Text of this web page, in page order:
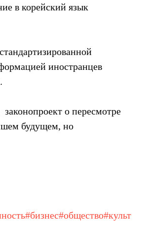
в корейский язык
иностранцев
о пересмотре
будущем, но
#бизнес#общество#культ